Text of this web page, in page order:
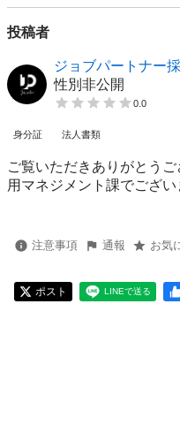
投稿者
ジョブパートナー
性別非公開
0.0
身分証 法人書類
ご覧いただきありがとう
用マネジメント課でござい
注意事項 通報 お気
ポスト LINEで送る